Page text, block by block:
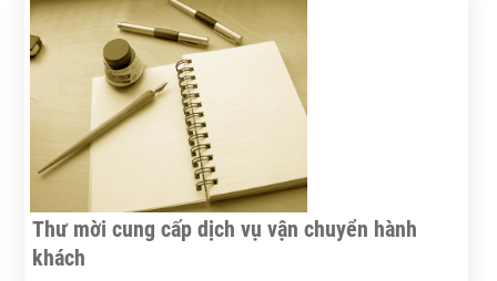
Thư mời cung cấp dịch vụ vận chuyển hành
khách